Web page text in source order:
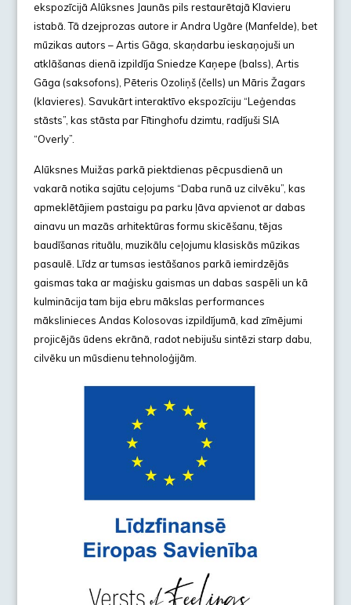
ekspozīcijā Alūksnes Jaunās pils restaurētajā Klavieru
istabā. Tā dzejprozas autore ir Andra Ugāre (Manfelde), bet
mūzikas autors – Artis Gāga, skaņdarbu ieskaņojuši un
atklāšanas dienā izpildīja Sniedze Kaņepe (balss), Artis
Gāga (saksofons), Pēteris Ozoliņš (čells) un Māris Žagars
(klavieres). Savukārt interaktīvo ekspozīciju “Leģendas
stāsts”, kas stāsta par Fītinghofu dzimtu, radījuši SIA
“Overly”.
Alūksnes Muižas parkā piektdienas pēcpusdienā un
vakarā notika sajūtu ceļojums “Daba runā uz cilvēku”, kas
apmeklētājiem pastaigu pa parku ļāva apvienot ar dabas
ainavu un mazās arhitektūras formu skicēšanu, tējas
baudīšanas rituālu, muzikālu ceļojumu klasiskās mūzikas
pasaulē. Līdz ar tumsas iestāšanos parkā iemirdzējās
gaismas taka ar maģisku gaismas un dabas saspēli un kā
kulminācija tam bija ebru mākslas performances
mākslinieces Andas Kolosovas izpildījumā, kad zīmējumi
projicējās ūdens ekrānā, radot nebijušu sintēzi starp dabu,
cilvēku un mūsdienu tehnoloģijām.